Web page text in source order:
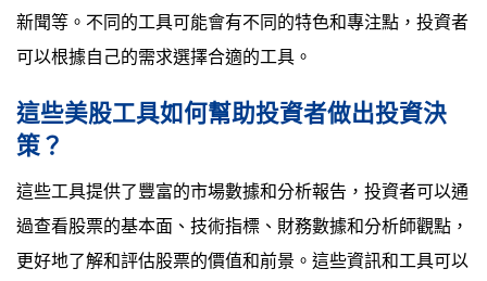
新聞等。不同的工具可能會有不同的特色和專注點，投資者
可以根據自己的需求選擇合適的工具。
這些美股工具如何幫助投資者做出投資決
策？
這些工具提供了豐富的市場數據和分析報告，投資者可以通
過查看股票的基本面、技術指標、財務數據和分析師觀點，
更好地了解和評估股票的價值和前景。這些資訊和工具可以